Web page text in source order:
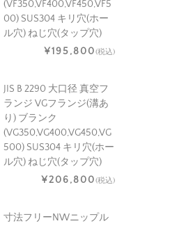
(VF350,VF400,VF450,VF5
00) SUS304 キリ穴(ホー
ル穴) ねじ穴(タップ穴)
¥195,800(税込)
JIS B 2290 大口径 真空フ
ランジ VGフランジ(溝あ
り) ブランク
(VG350,VG400,VG450,VG
500) SUS304 キリ穴(ホー
ル穴) ねじ穴(タップ穴)
¥206,800(税込)
寸法フリーNWニップル